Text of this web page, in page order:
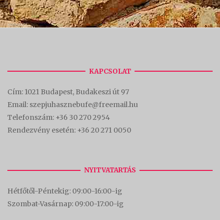
KAPCSOLAT
Cím: 1021 Budapest, Budakeszi út 97
Email: szepjuhasznebufe@freemail.hu
Telefonszám: +36 30 270 2954
Rendezvény esetén: +36 20 271 0050
NYITVATARTÁS
Hétfőtől-Péntekig: 09:00-16:00-ig
Szombat-Vasárnap: 09:00-17:00-ig